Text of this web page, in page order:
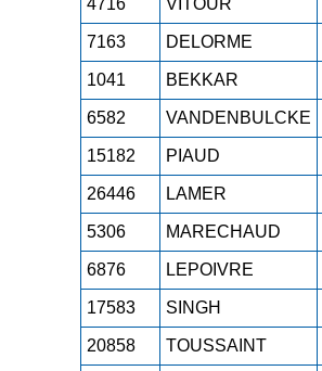
4716 VITOUR
7163 DELORME
1041 BEKKAR
6582 VANDENBULCKE
15182 PIAUD
26446 LAMER
5306 MARECHAUD
6876 LEPOIVRE
17583 SINGH
20858 TOUSSAINT